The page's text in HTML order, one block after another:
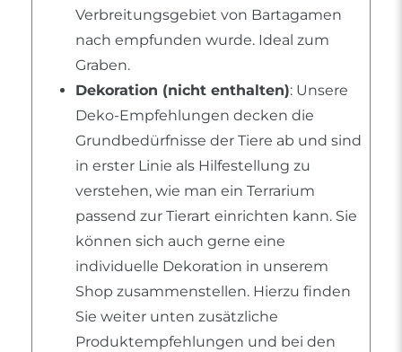
Verbreitungsgebiet von Bartagamen
nach empfunden wurde. Ideal zum
Graben.
Dekoration (nicht enthalten): Unsere
Deko-Empfehlungen decken die
Grundbedürfnisse der Tiere ab und sind
in erster Linie als Hilfestellung zu
verstehen, wie man ein Terrarium
passend zur Tierart einrichten kann. Sie
können sich auch gerne eine
individuelle Dekoration in unserem
Shop zusammenstellen. Hierzu finden
Sie weiter unten zusätzliche
Produktempfehlungen und bei den